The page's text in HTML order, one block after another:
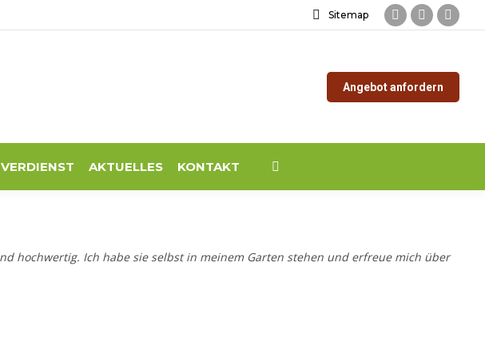
Sitemap
Facebook
opens
in
Instagram
opens
in
opens
Angebot anfordern
AKTUELLES KONTAKT Search:
hochwertig. Ich habe sie selbst in meinem Garten stehen und erfreue mich über